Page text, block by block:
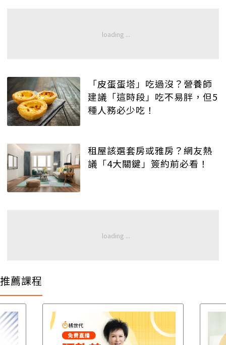
「皮蛋蛋塔」吃過沒？營養師
建議「這時段」吃不易胖，但5
種人務必少吃！
租屋該選套房或雅房？網友熱
議「4大關鍵」簽約前必看！
推薦課程